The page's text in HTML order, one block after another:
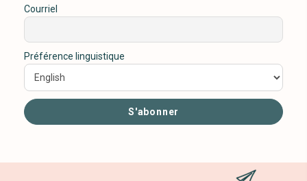
Courriel
Préférence linguistique